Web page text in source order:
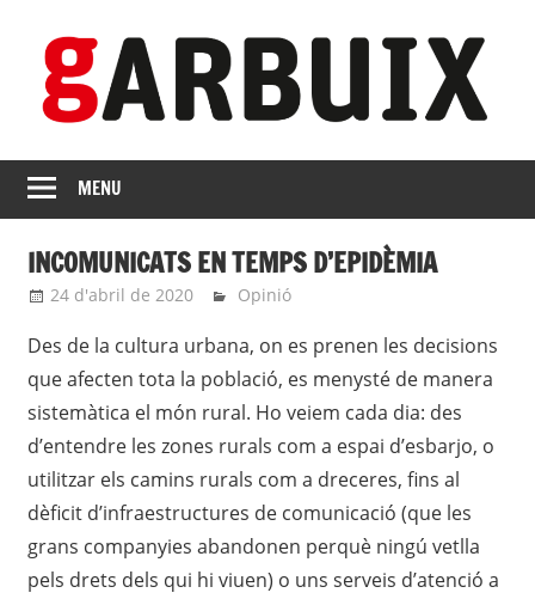
content
GARBUIX
Independent
de
Franqueses
MENU
INCOMUNICATS EN TEMPS D’EPIDÈMIA
24 d'abril de 2020 Eli
Opinió
Des de la cultura urbana, on es prenen les decisions
que afecten tota la població, es menysté de manera
sistemàtica el món rural. Ho veiem cada dia: des
d’entendre les zones rurals com a espai d’esbarjo, o
utilitzar els camins rurals com a dreceres, fins al
dèficit d’infraestructures de comunicació (que les
grans companyies abandonen perquè ningú vetlla
pels drets dels qui hi viuen) o uns serveis d’atenció a